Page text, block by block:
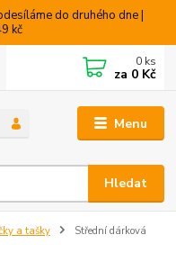
do druhého dne |
kč
Menu
Hledat
0 ks
za 0 Kč
a tašky
Střední dárková